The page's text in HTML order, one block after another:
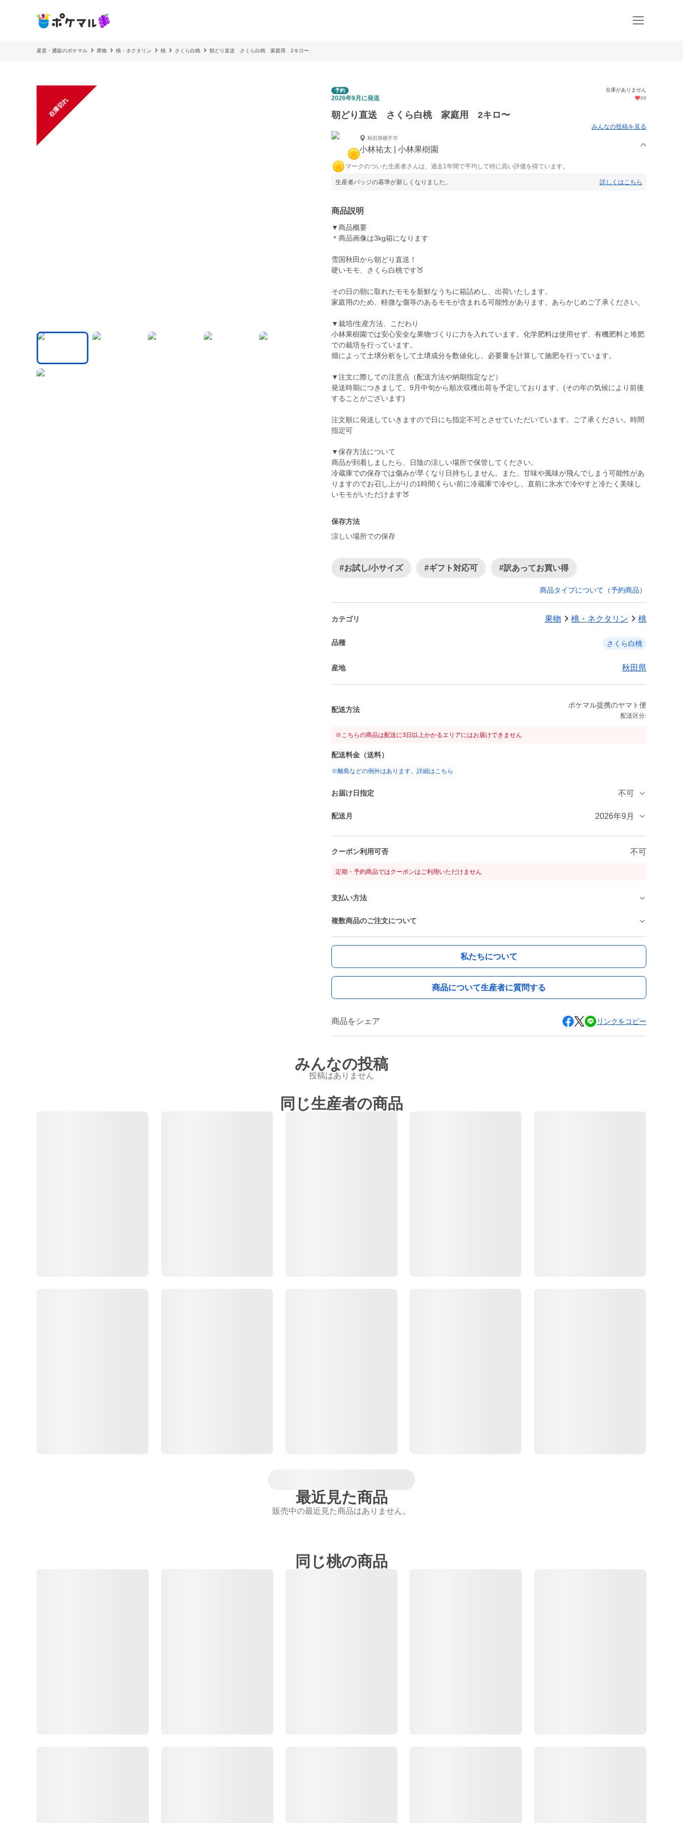
産直・通販のポケマル 果物 桃・ネクタリン 桃 さくら白桃 朝どり直送 さくら白桃 家庭用 2キロ〜
在庫切れ
予約 在庫がありません
2026年9月に発送 89
朝どり直送 さくら白桃 家庭用 2キロ〜
みんなの投稿を見る
秋田県横手市
小林祐太 | 小林果樹園
マークのついた生産者さんは、過去1年間で平均して特に高い評価を得ています。
生産者バッジの基準が新しくなりました。 詳しくはこちら
商品説明
▼商品概要
＊商品画像は3kg箱になります
雪国秋田から朝どり直送！
硬いモモ、さくら白桃です🍑
その日の朝に取れたモモを新鮮なうちに箱詰めし、出荷いたします。
家庭用のため、軽微な傷等のあるモモが含まれる可能性があります。あらかじめご了承ください。
▼栽培/生産方法、こだわり
小林果樹園では安心安全な果物づくりに力を入れています。化学肥料は使用せず、有機肥料と堆肥
での栽培を行っています。
畑によって土壌分析をして土壌成分を数値化し、必要量を計算して施肥を行っています。
▼注文に際しての注意点（配送方法や納期指定など）
発送時期につきまして、9月中旬から順次収穫出荷を予定しております。(その年の気候により前後
することがございます)
注文順に発送していきますので日にち指定不可とさせていただいています。ご了承ください。時間
指定可
▼保存方法について
商品が到着しましたら、日陰の涼しい場所で保管してください。
冷蔵庫での保存では傷みが早くなり日持ちしません。また、甘味や風味が飛んでしまう可能性があ
りますのでお召し上がりの1時間くらい前に冷蔵庫で冷やし、直前に氷水で冷やすと冷たく美味し
いモモがいただけます🍑
保存方法
涼しい場所での保存
#お試し/小サイズ #ギフト対応可 #訳あってお買い得
商品タイプについて（予約商品）
カテゴリ 果物 桃・ネクタリン 桃
品種 さくら白桃
産地 秋田県
配送方法
ポケマル提携のヤマト便
配送区分:
※こちらの商品は配送に3日以上かかるエリアにはお届けできません
配送料金（送料）
※離島などの例外はあります。詳細はこちら
お届け日指定 不可
配送月 2026年9月
クーポン利用可否 不可
定期・予約商品ではクーポンはご利用いただけません
支払い方法
複数商品のご注文について
私たちについて
商品について生産者に質問する
商品をシェア リンクをコピー
みんなの投稿
投稿はありません
同じ生産者の商品
最近見た商品
販売中の最近見た商品はありません。
同じ桃の商品